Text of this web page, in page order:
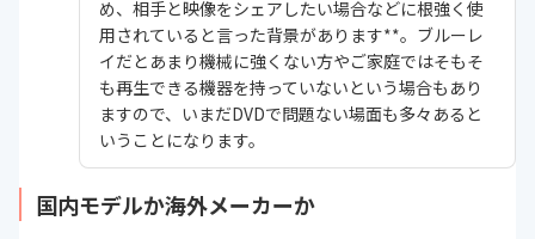
め、相手と映像をシェアしたい場合などに根強く使
用されていると言った背景があります**。ブルーレ
イだとあまり機械に強くない方やご家庭ではそもそ
も再生できる機器を持っていないという場合もあり
ますので、いまだDVDで問題ない場面も多々あると
いうことになります。
国内モデルか海外メーカーか